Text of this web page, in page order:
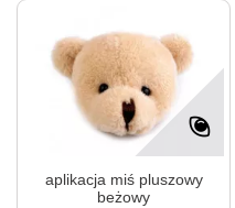
aplikacja miś pluszowy
beżowy